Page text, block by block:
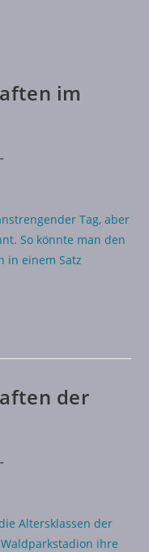
im
Tag, aber
So könnte man den
in einem Satz
der
Altersklassen der
ihre